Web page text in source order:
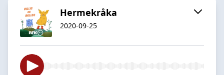
Hermekråka
2020-09-25